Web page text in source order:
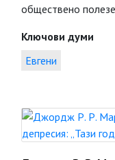
обществено
Ключови думи
Евгени